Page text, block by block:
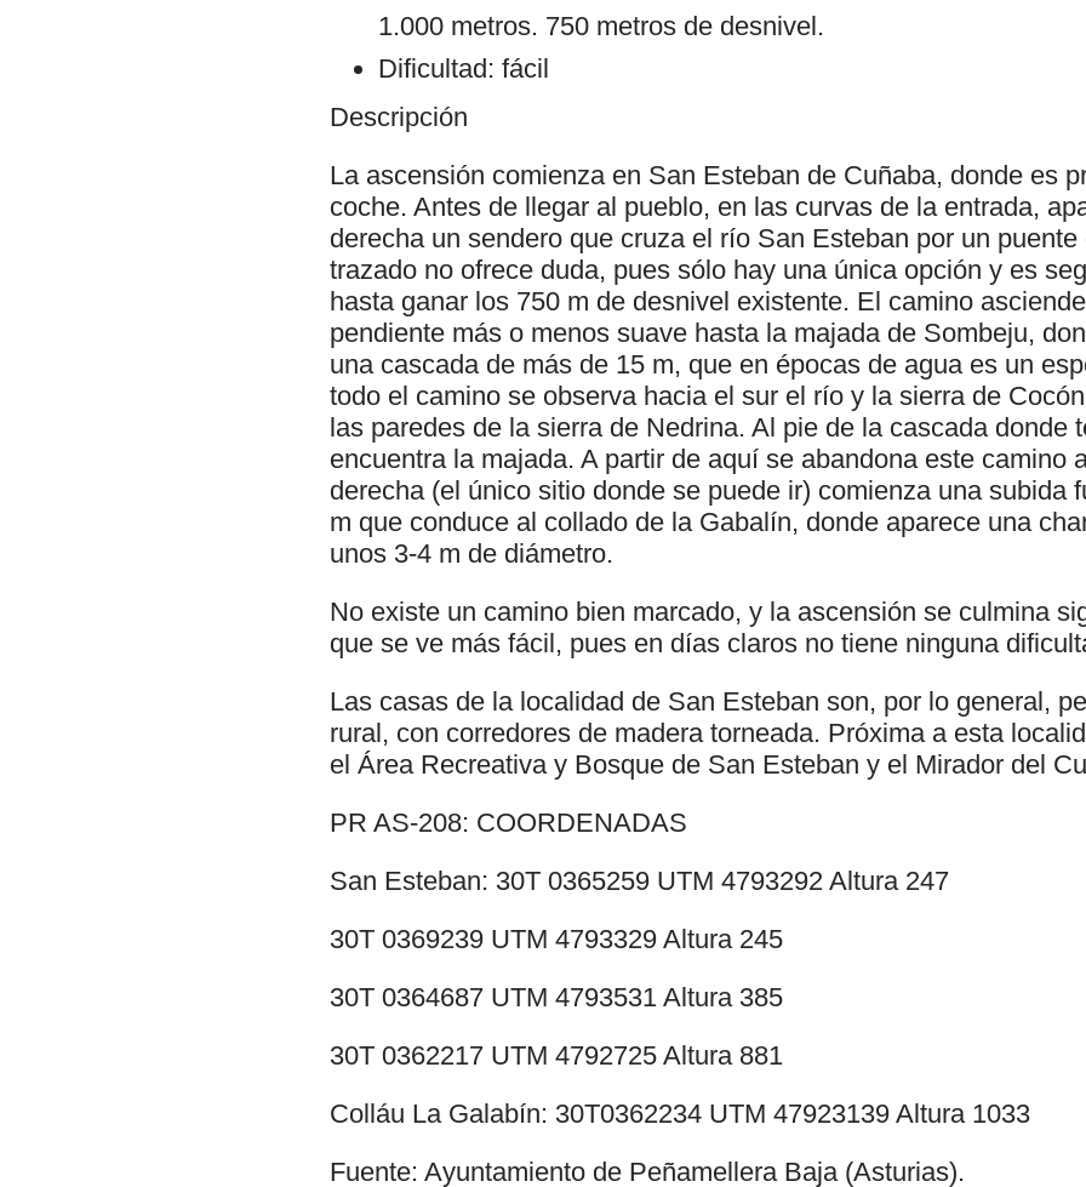
1.000 metros. 750 metros de desnivel.
Dificultad: fácil
Descripción
La ascensión comienza en San Esteban de Cuñaba, donde es
coche. Antes de llegar al pueblo, en las curvas de la entrada,
derecha un sendero que cruza el río San Esteban por un
trazado no ofrece duda, pues sólo hay una única opción y es
hasta ganar los 750 m de desnivel existente. El camino
pendiente más o menos suave hasta la majada de Sombeju,
una cascada de más de 15 m, que en épocas de agua es un
todo el camino se observa hacia el sur el río y la sierra de
las paredes de la sierra de Nedrina. Al pie de la cascada donde
encuentra la majada. A partir de aquí se abandona este camino
derecha (el único sitio donde se puede ir) comienza una subida
m que conduce al collado de la Gabalín, donde aparece una
unos 3-4 m de diámetro.
No existe un camino bien marcado, y la ascensión se culmina
que se ve más fácil, pues en días claros no tiene ninguna
Las casas de la localidad de San Esteban son, por lo general,
rural, con corredores de madera torneada. Próxima a esta
el Área Recreativa y Bosque de San Esteban y el Mirador del
PR AS-208: COORDENADAS
San Esteban: 30T 0365259 UTM 4793292 Altura 247
30T 0369239 UTM 4793329 Altura 245
30T 0364687 UTM 4793531 Altura 385
30T 0362217 UTM 4792725 Altura 881
Colláu La Galabín: 30T0362234 UTM 47923139 Altura 1033
Fuente: Ayuntamiento de Peñamellera Baja (Asturias).